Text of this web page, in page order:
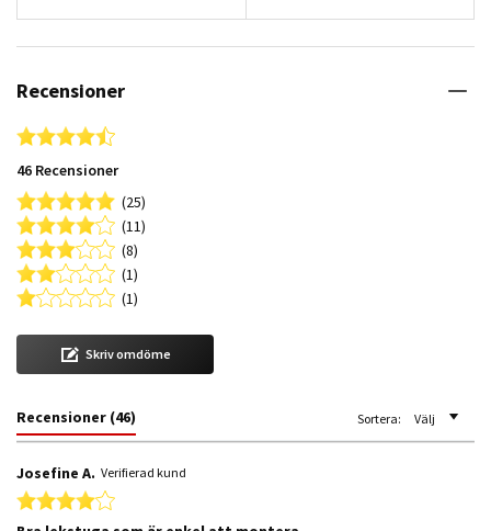
Recensioner
4.3 star rating
46 Recensioner
(25)
(11)
(8)
(1)
(1)
Skriv omdöme
Recensioner (46) Sortera: Välj
Josefine A. Verifierad kund
4.0 star rating